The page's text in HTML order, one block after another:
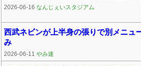
2026-06-16 なんじぇいスタジアム
西武ネビンが上半身の張りで別メニュ
み
2026-06-11 やみ速